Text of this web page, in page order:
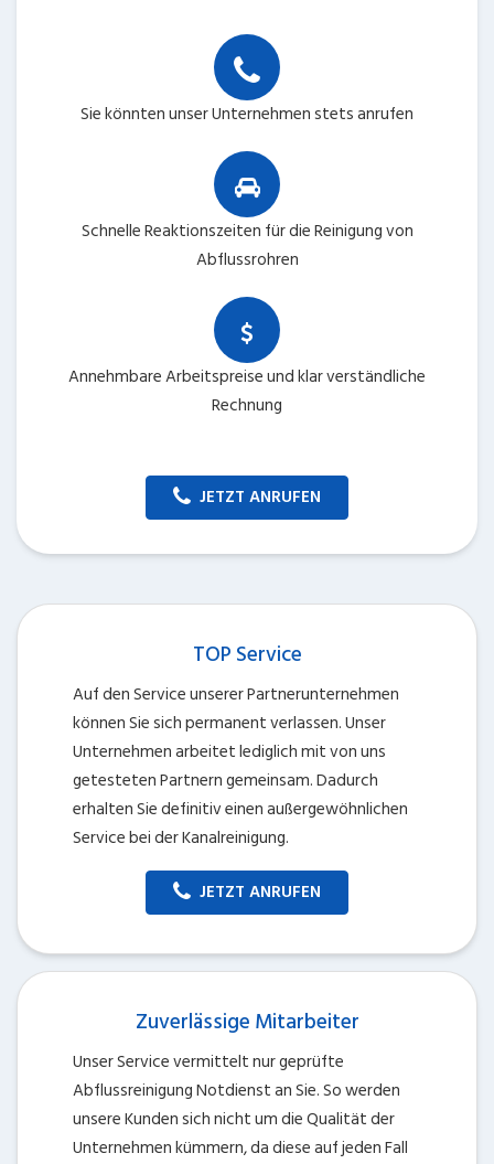
Sie könnten unser Unternehmen stets anrufen
Schnelle Reaktionszeiten für die Reinigung von
Abflussrohren
Annehmbare Arbeitspreise und klar verständliche
Rechnung
JETZT ANRUFEN
TOP Service
Auf den Service unserer Partnerunternehmen
können Sie sich permanent verlassen. Unser
Unternehmen arbeitet lediglich mit von uns
getesteten Partnern gemeinsam. Dadurch
erhalten Sie definitiv einen außergewöhnlichen
Service bei der Kanalreinigung.
JETZT ANRUFEN
Zuverlässige Mitarbeiter
Unser Service vermittelt nur geprüfte
Abflussreinigung Notdienst an Sie. So werden
unsere Kunden sich nicht um die Qualität der
Unternehmen kümmern, da diese auf jeden Fall